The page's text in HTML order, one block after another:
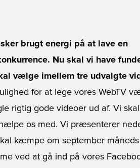
brugt energi på at lave en
Nu skal vi have
vælge imellem tre udvalgte
for at lege vores WebTV
rigtig gode videoer ud af. Vi
os med. Vi præsenterer
kæmpe om september
ved at gå ind på vores